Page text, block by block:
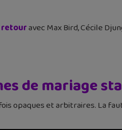
retouravec Max Bird, Cécile
de mariage
opaques et arbitraires. La